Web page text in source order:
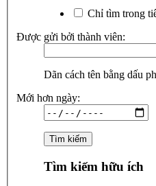
Chỉ tìm trong
Được gửi bởi thành viên:
Dãn cách tên bằng dấu
Mới hơn ngày:
Tìm kiếm hữu ích